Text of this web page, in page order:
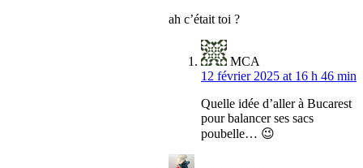
ah c’était toi ?
MCA
12 février 2025 at 16 h 46 min
Quelle idée d’aller à Bucarest
pour balancer ses sacs
poubelle… 😉